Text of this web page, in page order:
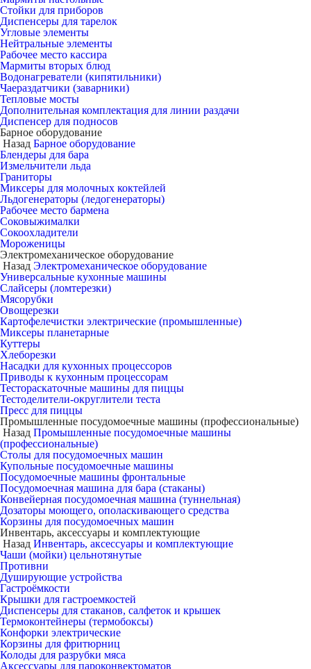
Стойки для приборов
Диспенсеры для тарелок
Угловые элементы
Нейтральные элементы
Рабочее место кассира
Мармиты вторых блюд
Водонагреватели (кипятильники)
Чаераздатчики (заварники)
Тепловые мосты
Дополнительная комплектация для линии раздачи
Диспенсер для подносов
Барное оборудование
Назад Барное оборудование
Блендеры для бара
Измельчители льда
Граниторы
Миксеры для молочных коктейлей
Льдогенераторы (ледогенераторы)
Рабочее место бармена
Соковыжималки
Сокоохладители
Мороженицы
Электромеханическое оборудование
Назад Электромеханическое оборудование
Универсальные кухонные машины
Слайсеры (ломтерезки)
Мясорубки
Овощерезки
Картофелечистки электрические (промышленные)
Миксеры планетарные
Куттеры
Хлеборезки
Насадки для кухонных процессоров
Приводы к кухонным процессорам
Тестораскаточные машины для пиццы
Тестоделители-округлители теста
Пресс для пиццы
Промышленные посудомоечные машины (профессиональные)
Назад Промышленные посудомоечные машины
(профессиональные)
Столы для посудомоечных машин
Купольные посудомоечные машины
Посудомоечные машины фронтальные
Посудомоечная машина для бара (стаканы)
Конвейерная посудомоечная машина (туннельная)
Дозаторы моющего, ополаскивающего средства
Корзины для посудомоечных машин
Инвентарь, аксессуары и комплектующие
Назад Инвентарь, аксессуары и комплектующие
Чаши (мойки) цельнотянутые
Противни
Душирующие устройства
Гастроёмкости
Крышки для гастроемкостей
Диспенсеры для стаканов, салфеток и крышек
Термоконтейнеры (термобоксы)
Конфорки электрические
Корзины для фритюрниц
Колоды для разрубки мяса
Аксессуары для пароконвектоматов